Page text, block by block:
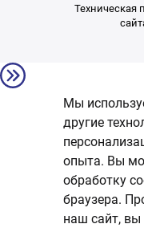
Техническая
Мы
другие
опыта. Вы
обработку
браузера.
наш сайт, вы